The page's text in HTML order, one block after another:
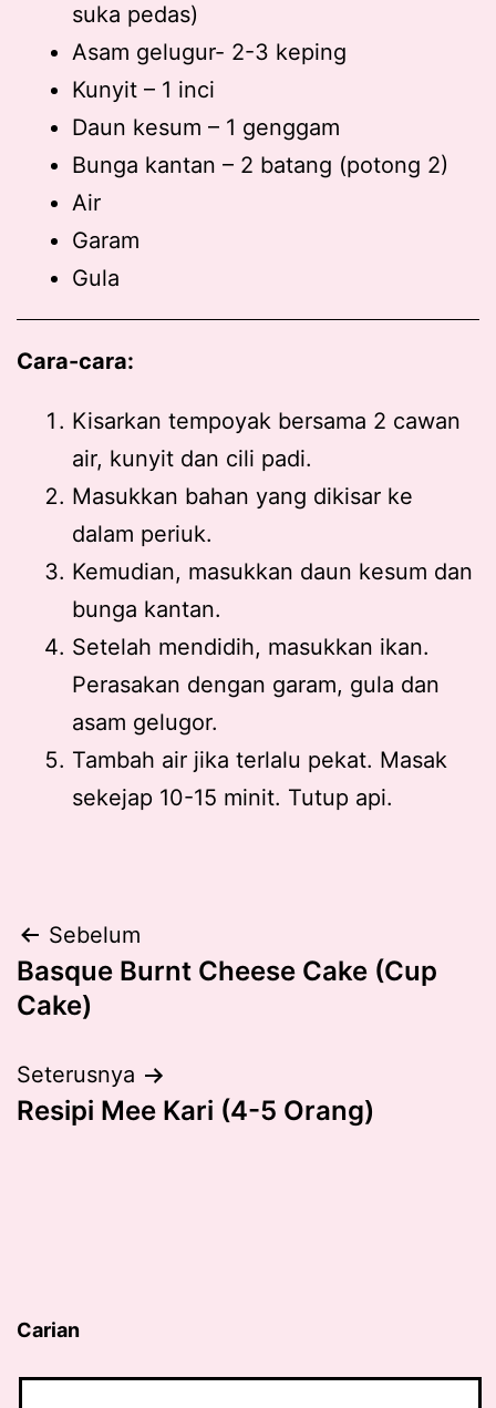
suka pedas)
Asam gelugur- 2-3 keping
Kunyit – 1 inci
Daun kesum – 1 genggam
Bunga kantan – 2 batang (potong 2)
Air
Garam
Gula
Cara-cara:
Kisarkan tempoyak bersama 2 cawan
air, kunyit dan cili padi.
Masukkan bahan yang dikisar ke
dalam periuk.
Kemudian, masukkan daun kesum dan
bunga kantan.
Setelah mendidih, masukkan ikan.
Perasakan dengan garam, gula dan
asam gelugor.
Tambah air jika terlalu pekat. Masak
sekejap 10-15 minit. Tutup api.
Post
navigation
Sebelum
Basque Burnt Cheese Cake (Cup
Cake)
Seterusnya
Resipi Mee Kari (4-5 Orang)
Carian